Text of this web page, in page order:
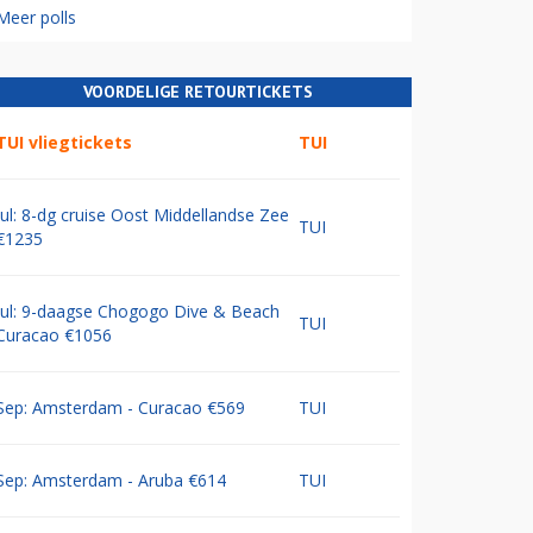
polls
VOORDELIGE RETOURTICKETS
vliegtickets TUI
8-dg cruise Oost Middellandse Zee
TUI
9-daagse Chogogo Dive & Beach
€1056
TUI
Amsterdam - Curacao €569 TUI
Amsterdam - Aruba €614 TUI